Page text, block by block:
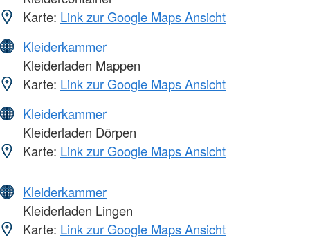
Karte: Link zur Google Maps Ansicht
Kleiderkammer
Kleiderladen Mappen
Karte: Link zur Google Maps Ansicht
Kleiderkammer
Kleiderladen Dörpen
Karte: Link zur Google Maps Ansicht
Kleiderkammer
Kleiderladen Lingen
Karte: Link zur Google Maps Ansicht